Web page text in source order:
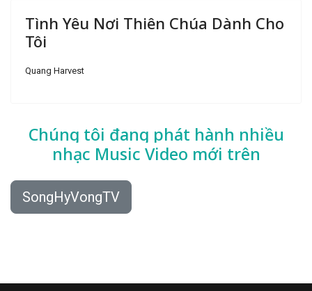
Tình Yêu Nơi Thiên Chúa Dành Cho
Tôi
Quang Harvest
Chúng tôi đang phát hành nhiều
nhạc Music Video mới trên
SongHyVongTV